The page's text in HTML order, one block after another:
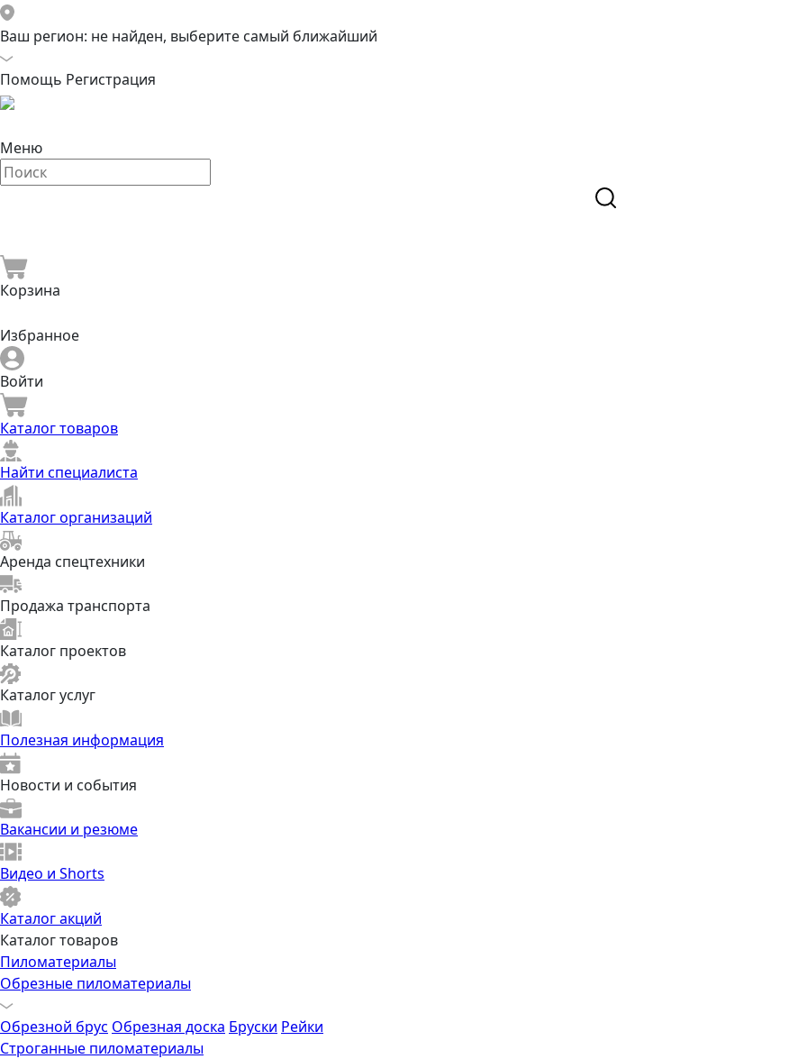
Ваш регион: не найден, выберите самый ближайший
Помощь Регистрация
Меню
Корзина
Избранное
Войти
Каталог товаров
Найти специалиста
Каталог организаций
Аренда спецтехники
Продажа транспорта
Каталог проектов
Каталог услуг
Полезная информация
Новости и события
Вакансии и резюме
Видео и Shorts
Каталог акций
Каталог товаров
Пиломатериалы
Обрезные пиломатериалы
Обрезной брус Обрезная доска Бруски Рейки
Строганные пиломатериалы